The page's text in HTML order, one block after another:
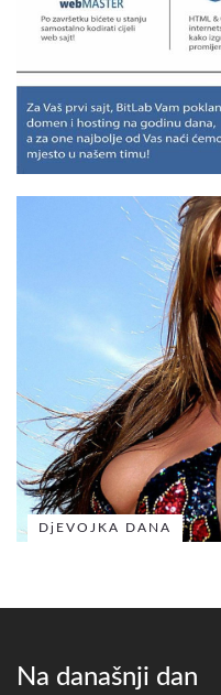
DjEVOJKA DANA
Na današnji dan